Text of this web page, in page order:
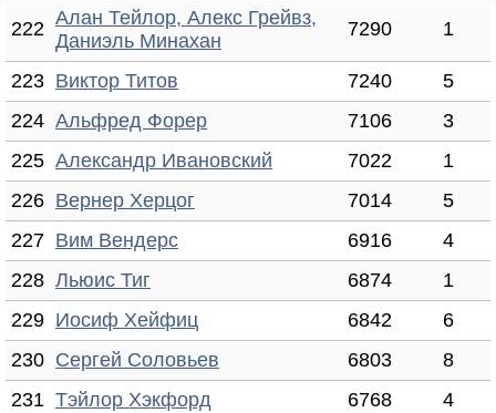
222 Алан Тейлор, Алекс Грейвз,
Даниэль Минахан
7290 1
223 Виктор Титов 7240
5
224 Альфред Форер 7106
3
225 Александр Ивановский 7022
1
226 Вернер Херцог 7014
5
227 Вим Вендерс 6916
4
228 Льюис Тиг 6874
1
229 Иосиф Хейфиц 6842
6
230 Сергей Соловьев 6803
8
231 Тэйлор Хэкфорд 6768 4